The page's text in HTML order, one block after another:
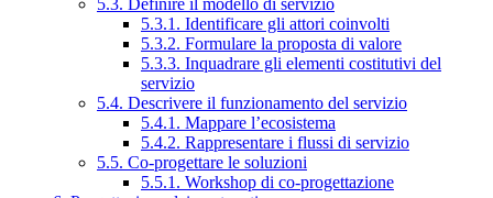
5.3. Definire il modello di servizio
5.3.1. Identificare gli attori coinvolti
5.3.2. Formulare la proposta di valore
5.3.3. Inquadrare gli elementi costitutivi del
servizio
5.4. Descrivere il funzionamento del servizio
5.4.1. Mappare l’ecosistema
5.4.2. Rappresentare i flussi di servizio
5.5. Co-progettare le soluzioni
5.5.1. Workshop di co-progettazione